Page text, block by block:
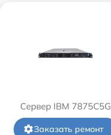
Сервер IBM 7875C5G
Заказать ремонт